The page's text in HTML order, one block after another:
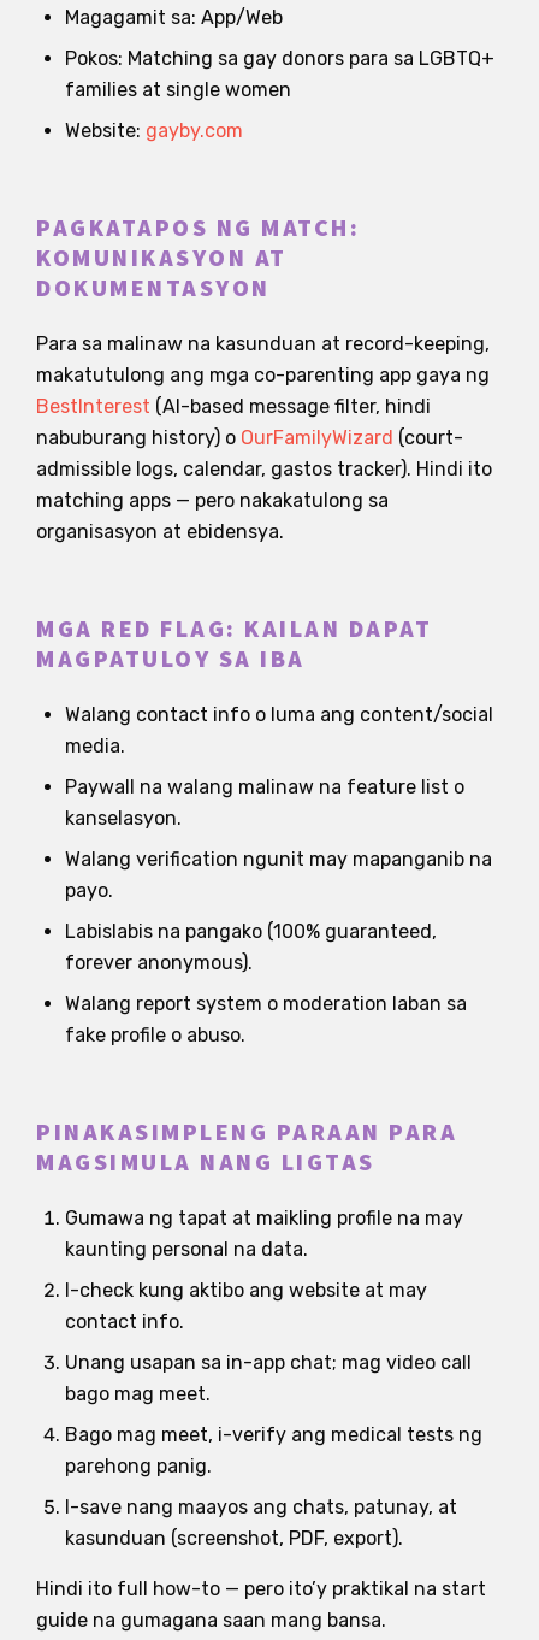
Magagamit sa: App/Web
Pokos: Matching sa gay donors para sa LGBTQ+
families at single women
Website: gayby.com
PAGKATAPOS NG MATCH:
KOMUNIKASYON AT
DOKUMENTASYON
Para sa malinaw na kasunduan at record-keeping,
makatutulong ang mga co-parenting app gaya ng
BestInterest (AI-based message filter, hindi
nabuburang history) o OurFamilyWizard (court-
admissible logs, calendar, gastos tracker). Hindi ito
matching apps — pero nakakatulong sa
organisasyon at ebidensya.
MGA RED FLAG: KAILAN DAPAT
MAGPATULOY SA IBA
Walang contact info o luma ang content/social
media.
Paywall na walang malinaw na feature list o
kanselasyon.
Walang verification ngunit may mapanganib na
payo.
Labislabis na pangako (100% guaranteed,
forever anonymous).
Walang report system o moderation laban sa
fake profile o abuso.
PINAKASIMPLENG PARAAN PARA
MAGSIMULA NANG LIGTAS
Gumawa ng tapat at maikling profile na may
kaunting personal na data.
I-check kung aktibo ang website at may
contact info.
Unang usapan sa in-app chat; mag video call
bago mag meet.
Bago mag meet, i-verify ang medical tests ng
parehong panig.
I-save nang maayos ang chats, patunay, at
kasunduan (screenshot, PDF, export).
Hindi ito full how-to — pero ito’y praktikal na start
guide na gumagana saan mang bansa.